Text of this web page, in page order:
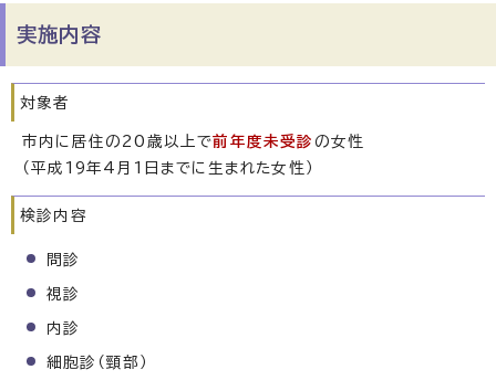
実施内容
対象者
市内に居住の20歳以上で前年度未受診 の女性
（平成19年4月1日までに生まれた女性）
検診内容
問診
視診
内診
細胞診（頸部）